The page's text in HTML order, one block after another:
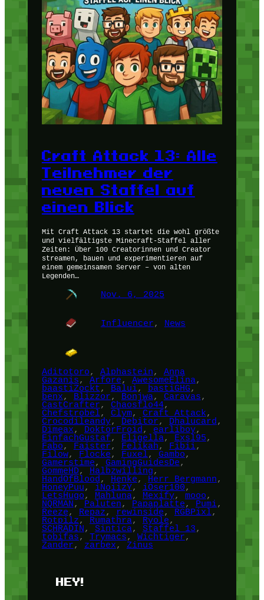
Craft Attack 13: Alle
Teilnehmer der
neuen Staffel auf
einen Blick
Mit Craft Attack 13 startet die wohl größte
und vielfältigste Minecraft-Staffel aller
Zeiten: Über 100 Creatorinnen und Creator
streamen, bauen und experimentieren auf
einem gemeinsamen Server – von alten
Legenden…
Nov. 6, 2025
Influencer, News
Aditotoro, Alphastein, Anna
Gazanis, Arfore, AwesomeElina
baastiZockt, Balui, bastiGHG
benx, Blizzor, Bonjwa, Caravas
CastCrafter, Chaosflo44
Chefstrobel, Clym, Craft Attack
Crocodileandy, Debitor, Dhalucard
Dimeax, DoktorFroid , earliboy
EinfachGustaf, Eligella, Exsl95
Fabo, Faister, Felikah, Fibii
Filow, Flocke, Fuxel, Gambo
Gamerstime, GamingGuidesDe
GommeHD, Halbzwilling
HandOfBlood , Henke, Herr Bergmann
HoneyPuu, iNoiizY, iOser100
LetsHugo, Mahluna, Mexify, mooo
NQRMAN, Paluten, Papaplatte, Pumi
Reeze, Repaz, rewinside, RGBPixl
Rotpilz, Rumathra, Ryole
SCHRADIN, Sintica, Staffel 13
tobifas, Trymacs, Wichtiger
Zander, zarbex, Zinus
HEY!